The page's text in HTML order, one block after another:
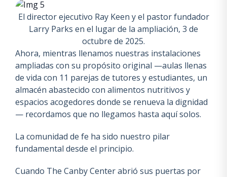
El director ejecutivo Ray Keen y el pastor fundador
Larry Parks en el lugar de la ampliación, 3 de
octubre de 2025.
Ahora, mientras llenamos nuestras instalaciones
ampliadas con su propósito original —aulas llenas
de vida con 11 parejas de tutores y estudiantes, un
almacén abastecido con alimentos nutritivos y
espacios acogedores donde se renueva la dignidad
— recordamos que no llegamos hasta aquí solos.
La comunidad de fe ha sido nuestro pilar
fundamental desde el principio.
Cuando The Canby Center abrió sus puertas por